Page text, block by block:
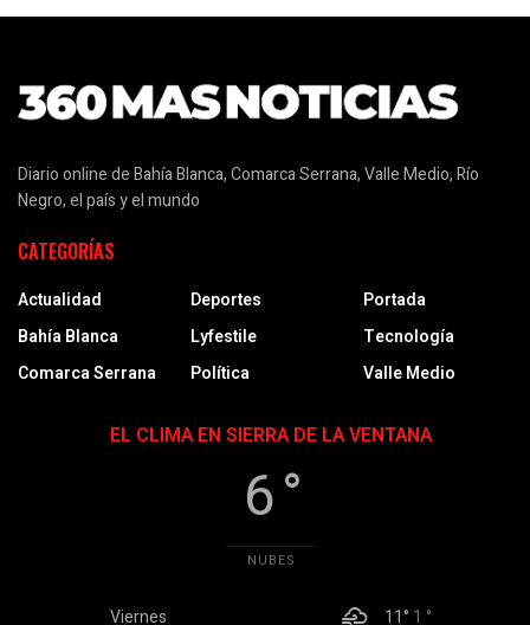
Diario online de Bahía Blanca, Comarca Serrana, Valle Medio, Río
Negro, el país y el mundo
CATEGORÍAS
Actualidad
Bahía Blanca
Comarca Serrana
Deportes
Lyfestile
Política
Portada
Tecnología
Valle Medio
EL CLIMA EN SIERRA DE LA VENTANA
6 °
NUBES
Viernes 11° 1 °